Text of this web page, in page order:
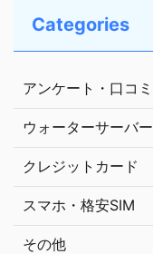
Categories
アンケート・口コミ
ウォーターサーバー
クレジットカード
スマホ・格安SIM
その他